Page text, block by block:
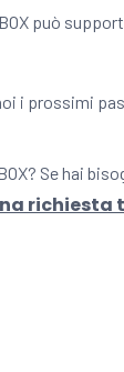
può
i prossimi
Se hai
richiesta